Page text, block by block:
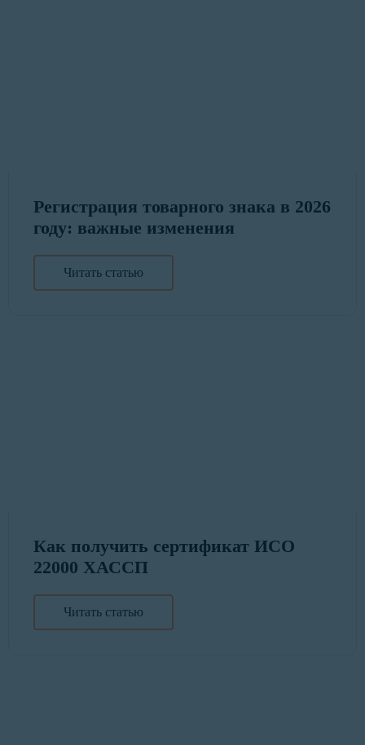
Регистрация товарного знака в 2026
году: важные изменения
Читать статью
Как получить сертификат ИСО
22000 ХАССП
Читать статью